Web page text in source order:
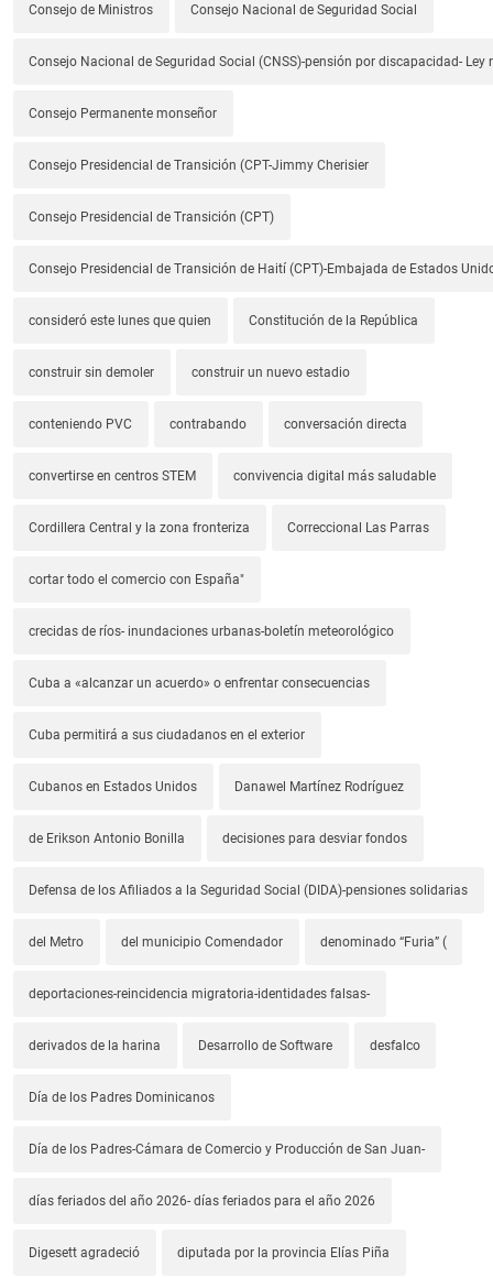
Consejo de Ministros Consejo Nacional de Seguridad Social
Consejo Nacional de Seguridad Social (CNSS)-pensión por discapacidad- Ley
Consejo Permanente monseñor
Consejo Presidencial de Transición (CPT-Jimmy Cherisier
Consejo Presidencial de Transición (CPT)
Consejo Presidencial de Transición de Haití (CPT)-Embajada de Estados
consideró este lunes que quien Constitución de la República
construir sin demoler construir un nuevo estadio
conteniendo PVC contrabando conversación directa
convertirse en centros STEM convivencia digital más saludable
Cordillera Central y la zona fronteriza Correccional Las Parras
cortar todo el comercio con España"
crecidas de ríos- inundaciones urbanas-boletín meteorológico
Cuba a «alcanzar un acuerdo» o enfrentar consecuencias
Cuba permitirá a sus ciudadanos en el exterior
Cubanos en Estados Unidos Danawel Martínez Rodríguez
de Erikson Antonio Bonilla decisiones para desviar fondos
Defensa de los Afiliados a la Seguridad Social (DIDA)-pensiones solidarias
del Metro del municipio Comendador denominado “Furia” (
deportaciones-reincidencia migratoria-identidades falsas-
derivados de la harina Desarrollo de Software desfalco
Día de los Padres Dominicanos
Día de los Padres-Cámara de Comercio y Producción de San Juan-
días feriados del año 2026- días feriados para el año 2026
Digesett agradeció diputada por la provincia Elías Piña